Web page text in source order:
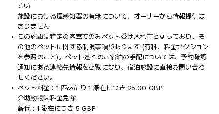
さい
施設における煙感知器の有無について、オーナーから情報提供は
ありません
この施設は特定の客室でのみペット受け入れ可となっており、そ
の他のペットに関する制限事項があります (有料、料金セクション
を参照のこと)。ペット連れのご宿泊の手配については、予約確認
通知にある連絡先情報をご覧になり、宿泊施設に直接お問い合わ
せください。
ペット料金 : 1 匹あたり 1 滞在につき 25.00 GBP
介助動物は料金免除
薪代 : 1 滞在につき 5 GBP